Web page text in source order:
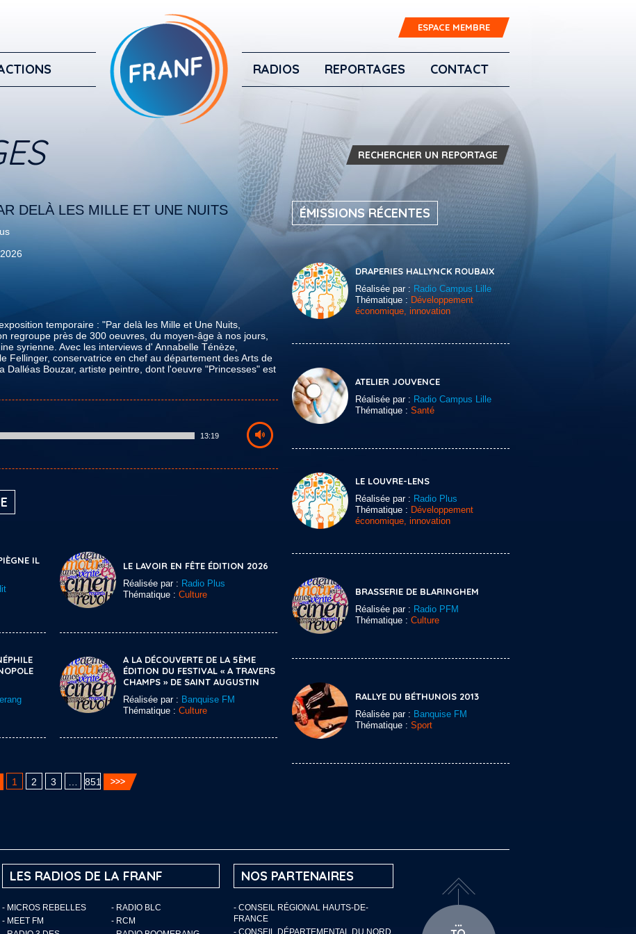
ESPACE MEMBRE
RADIOS REPORTAGES CONTACT
RECHERCHER UN REPORTAGE
DELÀ LES MILLE ET UNE NUITS
temporaire : "Par delà les Mille et Une Nuits,
regroupe près de 300 oeuvres, du moyen-âge à nos jours,
syrienne. Avec les interviews d' Annabelle Ténèze,
Fellinger, conservatrice en chef au département des Arts de
Dalléas Bouzar, artiste peintre, dont l'oeuvre "Princesses" est
13:19
IL
LE LAVOIR EN FÊTE ÉDITION 2026
Réalisée par : Radio Plus
Thématique : Culture
A LA DÉCOUVERTE DE LA 5ÈME
ÉDITION DU FESTIVAL « A TRAVERS
CHAMPS » DE SAINT AUGUSTIN
Réalisée par : Banquise FM
Thématique : Culture
1 2 3 851
ÉMISSIONS RÉCENTES
DRAPERIES HALLYNCK ROUBAIX
Réalisée par : Radio Campus Lille
Thématique : Développement
économique, innovation
ATELIER JOUVENCE
Réalisée par : Radio Campus Lille
Thématique : Santé
LE LOUVRE-LENS
Réalisée par : Radio Plus
Thématique : Développement
économique, innovation
BRASSERIE DE BLARINGHEM
Réalisée par : Radio PFM
Thématique : Culture
RALLYE DU BÉTHUNOIS 2013
Réalisée par : Banquise FM
Thématique : Sport
LES RADIOS DE LA FRANF
- MICROS REBELLES
- RADIO BLC
- MEET FM
- RCM
NOS PARTENAIRES
- CONSEIL RÉGIONAL HAUTS-DE-
FRANCE
- CONSEIL DÉPARTEMENTAL DU NORD